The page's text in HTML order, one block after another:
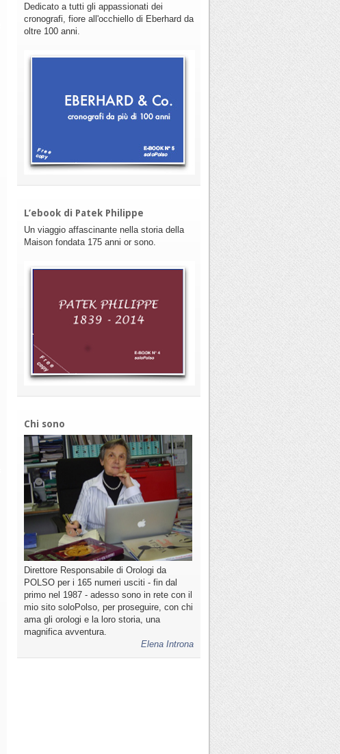
Dedicato a tutti gli appassionati dei
cronografi, fiore all'occhiello di Eberhard da
oltre 100 anni.
L’ebook di Patek Philippe
Un viaggio affascinante nella storia della
Maison fondata 175 anni or sono.
Chi sono
Direttore Responsabile di Orologi da
POLSO per i 165 numeri usciti - fin dal
primo nel 1987 - adesso sono in rete con il
mio sito soloPolso, per proseguire, con chi
ama gli orologi e la loro storia, una
magnifica avventura.
Elena Introna